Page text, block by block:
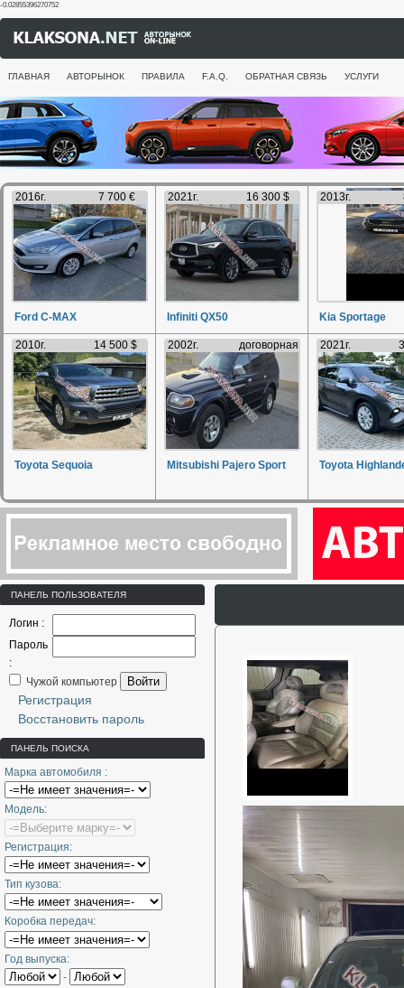
-0.02855396270752
ГЛАВНАЯ АВТОРЫНОК ПРАВИЛА F.A.Q. ОБРАТНАЯ СВЯЗЬ УСЛУГИ
2016г. 7 700 €
Ford C-MAX
2021г. 16 300 $
Infiniti QX50
2013г.
Kia Sportage
2010г. 14 500 $
Toyota Sequoia
2002г. договорная
Mitsubishi Pajero Sport
2021г.
Toyota
ПАНЕЛЬ ПОЛЬЗОВАТЕЛЯ
Логин :
Пароль
:
Чужой компьютер
Войти
Регистрация
Восстановить пароль
ПАНЕЛЬ ПОИСКА
Марка автомобиля :
Модель:
Регистрация:
Тип кузова:
Коробка передач:
Год выпуска:
-